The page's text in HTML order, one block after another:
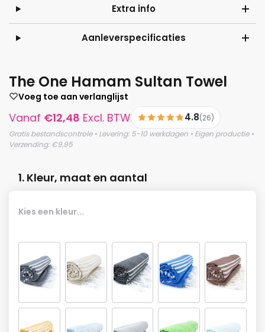
Extra info
Aanleverspecificaties
The One Hamam Sultan Towel
Voeg toe aan verlanglijst
Vanaf €12,48 Excl. BTW 4.8(26)
Gratis bestandscontrole • Levering: 5-10 werkdagen • Eigen productie •
Verzending: €9,95
1. Kleur, maat en aantal
Kies een kleur...